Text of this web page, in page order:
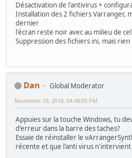
Désactivation de l'antivirus +
Installation des 2 fichiers Varranger,
dernier
l'écran reste noir avec au milieu de
Suppression des fichiers ini, mais
Dan
Global Moderator
November 29, 2018, 04:48:05 PM
Appuies sur la touche Windows, tu
d'erreur dans la barre des taches?
Essaie de réinstaller le
récente et que l'anti virus n'intervient